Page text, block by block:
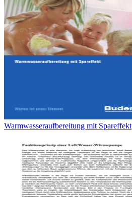
Warmwasseraufbereitung mit Spareffekt